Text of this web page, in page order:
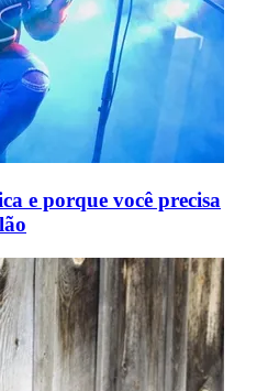
e porque você precisa